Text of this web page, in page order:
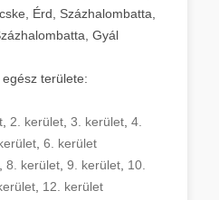
Érd, Százhalombatta,
Gyál
területe:
, 2. kerület, 3. kerület, 4.
, 6. kerület
8. kerület, 9. kerület, 10.
12. kerület